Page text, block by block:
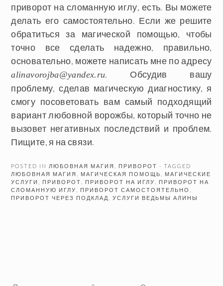
приворот на сломанную иглу, есть. Вы можете
делать его самостоятельно. Если же решите
обратиться за магической помощью, чтобы
точно все сделать надежно, правильно,
основательно, можете написать мне по адресу
alinavorojba@yandex.ru. Обсудив вашу
проблему, сделав магическую диагностику, я
смогу посоветовать вам самый подходящий
вариант любовной ворожбы, который точно не
вызовет негативных последствий и проблем.
Пищите, я на связи.
POSTED IN ЛЮБОВНАЯ МАГИЯ ПРИВОРОТ · TAGGED
ЛЮБОВНАЯ МАГИЯ
МАГИЧЕСКАЯ ПОМОЩЬ
МАГИЧЕСКИЕ
УСЛУГИ
ПРИВОРОТ ПРИВОРОТ НА ИГЛУ
ПРИВОРОТ НА
СЛОМАННУЮ ИГЛУ
ПРИВОРОТ САМОСТОЯТЕЛЬНО
ПРИВОРОТ ЧЕРЕЗ ПОДКЛАД
,УСЛУГИ ВЕДЬМЫ АЛИНЫ